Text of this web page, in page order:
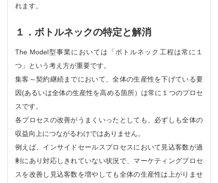
れます。
１．ボトルネックの特定と解消
The Model型事業においては「ボトルネック工程は常に１
つ」という考え方が重要です。
集客～契約継続までにおいて、全体の生産性を下げている要
因(あるいは全体の生産性を高める箇所）は常に１つのプロセ
スです。
各プロセスの改善がうまくいったとしても、必ずしも全体の
収益向上につながるわけではありません。
例えば、インサイドセールスプロセスにおいて見込客数が過
剰にあり対応しきれていない状況で、マーケティングプロセ
スを改善し見込客数を増やしても全体の生産性は上がりませ